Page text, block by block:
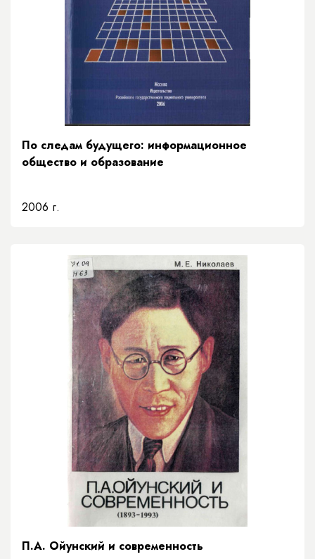
По следам будущего: информационное
общество и образование
2006 г.
П.А. Ойунский и современность